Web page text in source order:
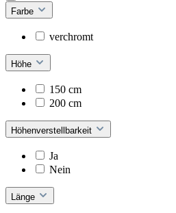
Farbe
verchromt
Höhe
150 cm
200 cm
Höhenverstellbarkeit
Ja
Nein
Länge